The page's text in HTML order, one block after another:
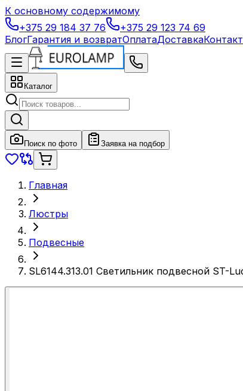
К основному содержимому
+375 29 184 37 76
+375 29 123 74 69
БлогГарантия и возвратОплатаДоставка
Каталог
Поиск по фото Заявка на подбор
Главная
Люстры
Подвесные
SL6144.313.01 Светильник подвесной ST-